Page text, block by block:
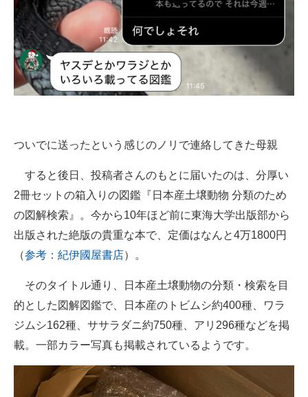
ついでに送ったという感じのノリで連絡してきた母親
すると後日、投稿者さんのもとに届いたのは、分厚い
2冊セットの箱入りの図鑑『日本産土壌動物 分類のため
の図解検索』。今から10年ほど前に東海大学出版部から
出版された絶版の貴重な本で、定価はなんと4万1800円
（参考：紀伊國屋書店）。
そのタイトル通り、日本産土壌動物の分類・検索を目
的とした図解図鑑で、日本産のトビムシ約400種、ワラ
ジムシ162種、ササラダニ約750種、アリ296種などを掲
載。一部カラー写真も掲載されているようです。